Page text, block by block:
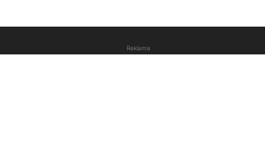
Reklama